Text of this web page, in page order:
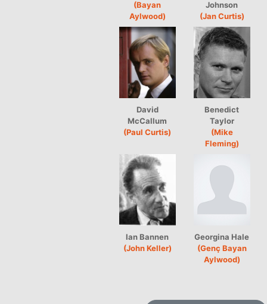
(Bayan
Aylwood)
Johnson
(Jan Curtis)
David
McCallum
(Paul Curtis)
Benedict
Taylor
(Mike
Fleming)
Ian Bannen
(John Keller)
Georgina Hale
(Genç Bayan
Aylwood)